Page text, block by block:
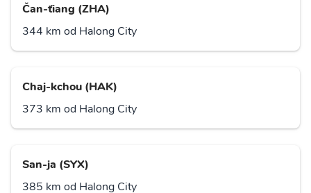
Čan-ťiang (ZHA)
344 km od Halong City
Chaj-kchou (HAK)
373 km od Halong City
San-ja (SYX)
385 km od Halong City